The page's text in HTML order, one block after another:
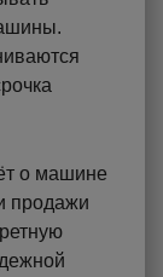
о машине
продажи